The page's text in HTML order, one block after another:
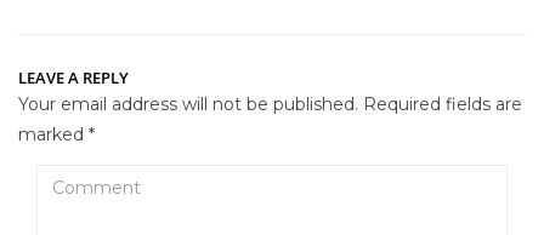
LEAVE A REPLY
Your email address will not be published. Required fields are
marked *
Comment